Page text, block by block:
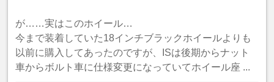
が……実はこのホイール…
今まで装着していた18インチブラックホイールよりも
以前に購入してあったのですが、ISは後期からナット
車からボルト車に仕様変更になっていてホイール座 ...